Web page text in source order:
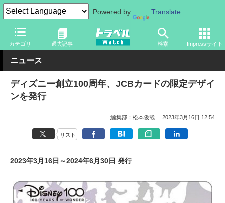
Powered by Translate
カテゴリ 過去記事 検索 Impressサイト
トラベル Watch 旅の情報 カード・電子マネー クレジットカー
ニュース
ディズニー創立100周年、JCBカードの限定デザイ
ンを発行
編集部：松本俊哉 2023年3月16日 12:54
リスト
2023年3月16日～2024年6月30日 発行